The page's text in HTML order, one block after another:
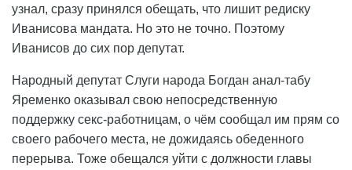
узнал, сразу принялся обещать, что лишит редиску
Иванисова мандата. Но это не точно. Поэтому
Иванисов до сих пор депутат.
Народный депутат Слуги народа Богдан анал-табу
Яременко оказывал свою непосредственную
поддержку секс-работницам, о чём сообщал им прям со
своего рабочего места, не дожидаясь обеденного
перерыва. Тоже обещался уйти с должности главы